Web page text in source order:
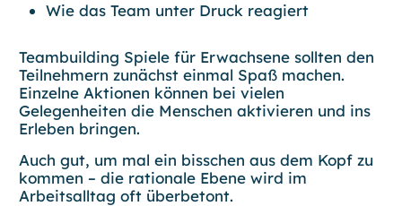
Wie das Team unter Druck reagiert
Teambuilding Spiele für Erwachsene sollten den
Teilnehmern zunächst einmal Spaß machen.
Einzelne Aktionen können bei vielen
Gelegenheiten die Menschen aktivieren und ins
Erleben bringen.
Auch gut, um mal ein bisschen aus dem Kopf zu
kommen – die rationale Ebene wird im
Arbeitsalltag oft überbetont.